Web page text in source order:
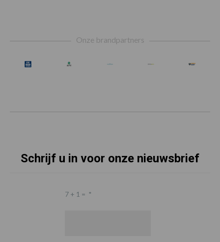
Onze brandpartners
Schrijf u in voor onze nieuwsbrief
7 + 1 = *